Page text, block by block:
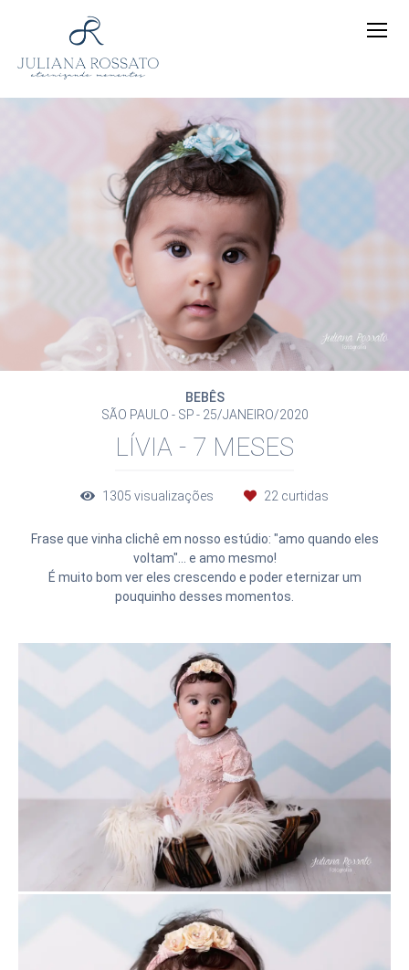
BEBÊS
SÃO PAULO - SP
25/JANEIRO/2020
LÍVIA - 7 MESES
1305 visualizações 22 curtidas
Frase que vinha clichê em nosso estúdio: "amo quando eles
voltam"... e amo mesmo!
É muito bom ver eles crescendo e poder eternizar um
pouquinho desses momentos.